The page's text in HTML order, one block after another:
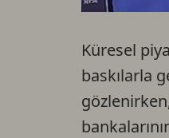
Küresel
baskılarla